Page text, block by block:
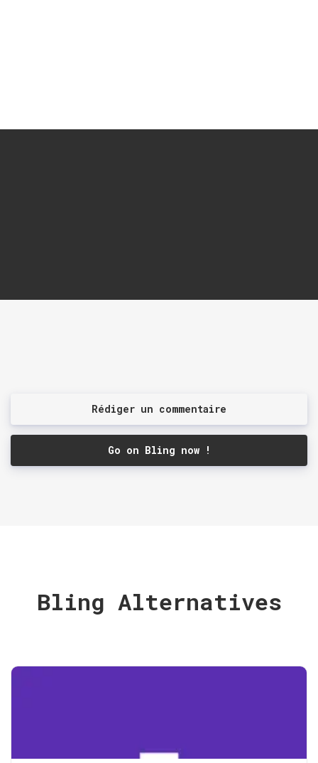
Rédiger un commentaire
Go on Bling now !
Bling Alternatives